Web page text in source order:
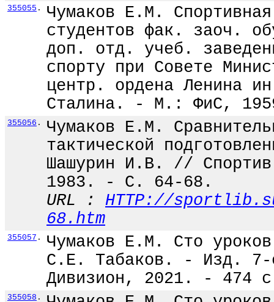
355055 .
Чумаков Е.М.
студентов фак. заоч.
доп. отд. учеб.
спорту при Совете
центр. ордена Ленина
Сталина. - М.: ФиС,
355056 .
Чумаков Е.М.
тактической
Шашурин И.В. //
1983. - С. 64-68.
URL : HTTP://
68.htm
355057 .
Чумаков Е.М. Сто
С.Е. Табаков. - Изд.
Дивизион, 2021. - 474
355058 .